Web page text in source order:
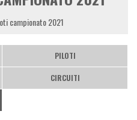
campionato 2021
PILOTI
CIRCUITI